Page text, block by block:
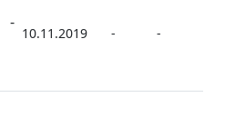
-
10.11.2019 - -